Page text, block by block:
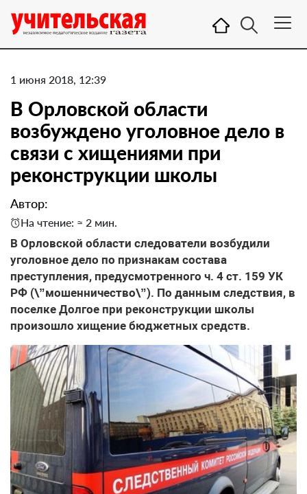
1 июня 2018, 12:39
В Орловской области
возбуждено уголовное дело в
связи с хищениями при
реконструкции школы
Автор:
На чтение: ≈ 2 мин.
В Орловской области следователи возбудили
уголовное дело по признакам состава
преступления, предусмотренного ч. 4 ст. 159 УК
РФ (\”мошенничество\”). По данным следствия, в
поселке Долгое при реконструкции школы
произошло хищение бюджетных средств.